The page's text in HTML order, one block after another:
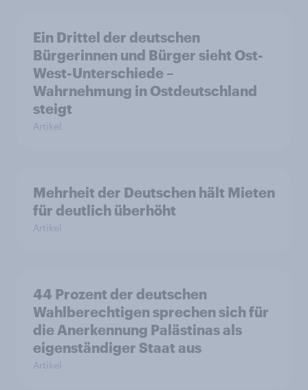
Ein Drittel der deutschen
Bürgerinnen und Bürger sieht Ost-
West-Unterschiede –
Wahrnehmung in Ostdeutschland
steigt
Artikel
Mehrheit der Deutschen hält Mieten
für deutlich überhöht
Artikel
44 Prozent der deutschen
Wahlberechtigen sprechen sich für
die Anerkennung Palästinas als
eigenständiger Staat aus
Artikel